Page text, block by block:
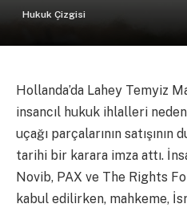
Hukuk Çizgisi
Hollanda’da Lahey Temyiz
insancıl hukuk ihlalleri
uçağı parçalarının satışının
tarihi bir karara imza attı.
Novib, PAX ve The Rights
kabul edilirken, mahkeme,